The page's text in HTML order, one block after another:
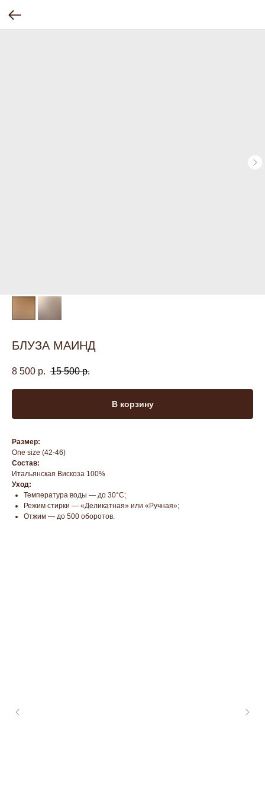
БЛУЗА МАИНД
8 500 р. 15 500 р.
В корзину
Размер:
One size (42-46)
Состав:
Итальянская Вискоза 100%
Уход:
Температура воды — до 30°C;
Режим стирки — «Деликатная» или «Ручная»;
Отжим — до 500 оборотов.